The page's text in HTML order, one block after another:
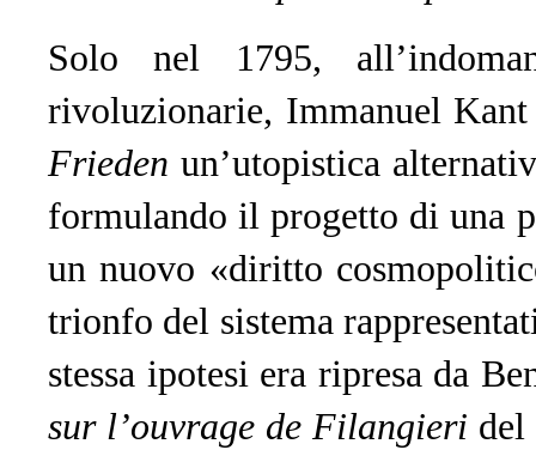
Solo nel 1795,
rivoluzionarie, Immanuel
Frieden un’utopistica
formulando il progetto di una
un nuovo «diritto
trionfo del sistema
stessa ipotesi era ripresa da
sur l’ouvrage de Filangieri del